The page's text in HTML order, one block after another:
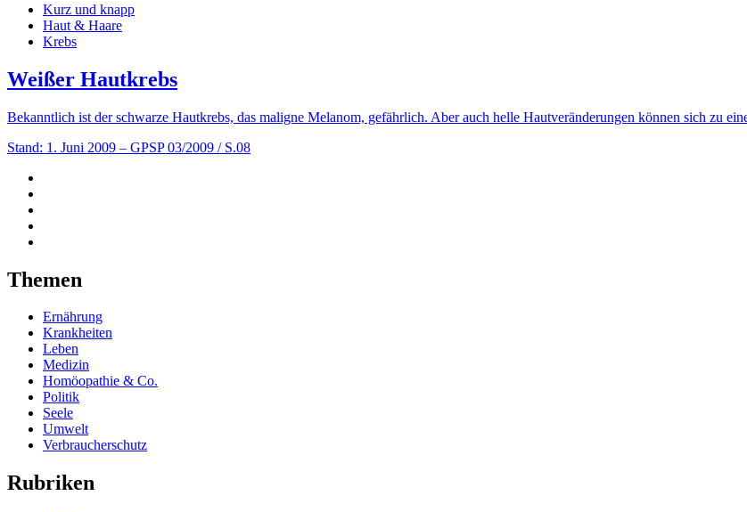
Kurz und knapp
Haut & Haare
Krebs
Weißer Hautkrebs
Bekanntlich ist der schwarze Hautkrebs, das maligne Melanom, gefährlich. Aber auch helle Hautveränderungen können sich zu
Stand: 1. Juni 2009 – GPSP 03/2009 / S.08
Themen
Ernährung
Krankheiten
Leben
Medizin
Homöopathie & Co.
Politik
Seele
Umwelt
Verbraucherschutz
Rubriken